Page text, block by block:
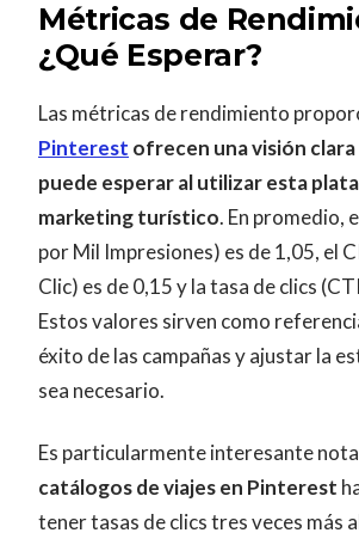
Métricas de
¿Qué Esperar?
Las métricas de rendimiento
Pinterest ofrecen una visión clara
puede esperar al utilizar esta
marketing turístico. En promedio,
por Mil Impresiones) es de 1,05, el
Clic) es de 0,15 y la tasa de clics
Estos valores sirven como
éxito de las campañas y ajustar la
sea necesario.
Es particularmente interesante
catálogos de viajes en Pinterest
tener tasas de clics tres veces más